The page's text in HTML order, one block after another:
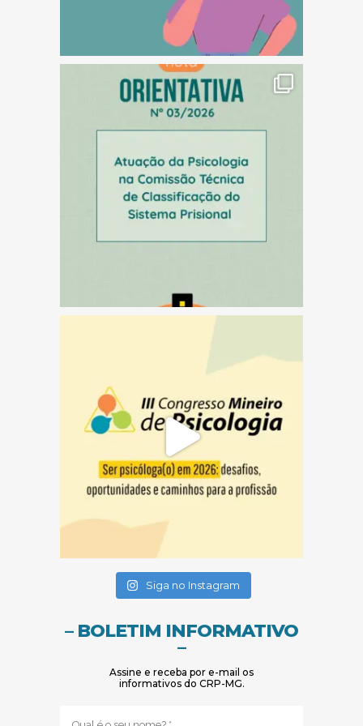
Siga no Instagram
– BOLETIM INFORMATIVO
–
Assine e receba por e-mail os
informativos do CRP-MG.